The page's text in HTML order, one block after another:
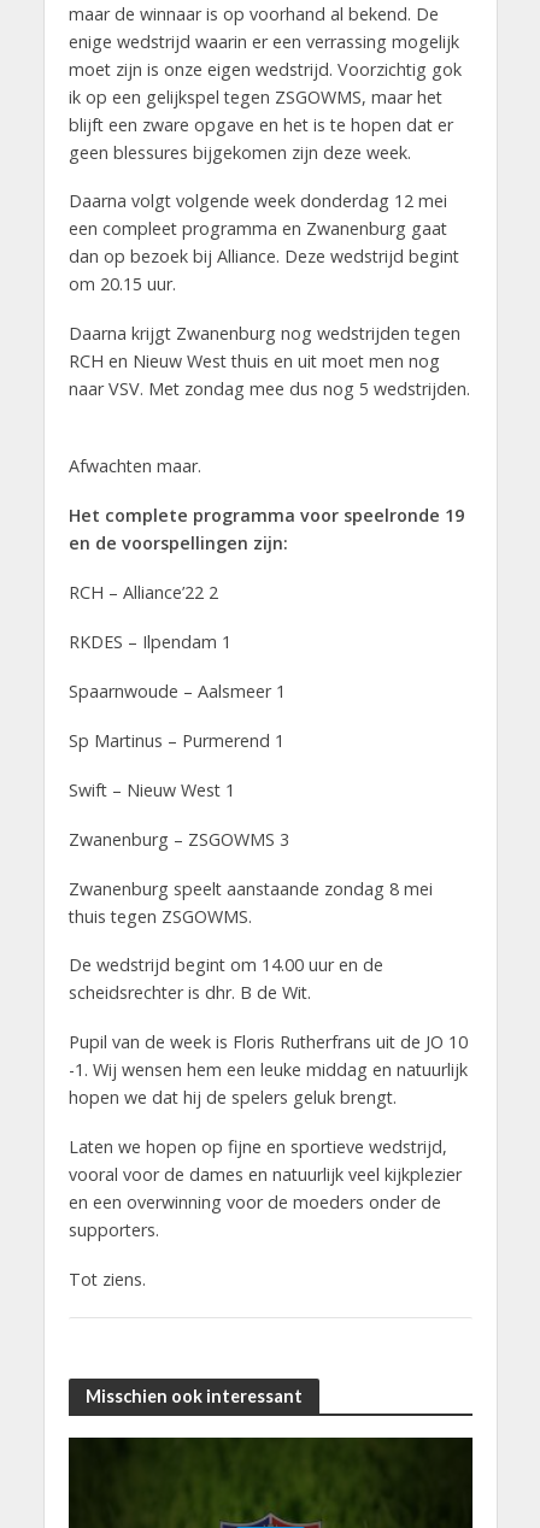
maar de winnaar is op voorhand al bekend. De
enige wedstrijd waarin er een verrassing mogelijk
moet zijn is onze eigen wedstrijd. Voorzichtig gok
ik op een gelijkspel tegen ZSGOWMS, maar het
blijft een zware opgave en het is te hopen dat er
geen blessures bijgekomen zijn deze week.
Daarna volgt volgende week donderdag 12 mei
een compleet programma en Zwanenburg gaat
dan op bezoek bij Alliance. Deze wedstrijd begint
om 20.15 uur.
Daarna krijgt Zwanenburg nog wedstrijden tegen
RCH en Nieuw West thuis en uit moet men nog
naar VSV. Met zondag mee dus nog 5 wedstrijden.
Afwachten maar.
Het complete programma voor speelronde 19
en de voorspellingen zijn:
RCH – Alliance’22 2
RKDES – Ilpendam 1
Spaarnwoude – Aalsmeer 1
Sp Martinus – Purmerend 1
Swift – Nieuw West 1
Zwanenburg – ZSGOWMS 3
Zwanenburg speelt aanstaande zondag 8 mei
thuis tegen ZSGOWMS.
De wedstrijd begint om 14.00 uur en de
scheidsrechter is dhr. B de Wit.
Pupil van de week is Floris Rutherfrans uit de JO 10
-1. Wij wensen hem een leuke middag en natuurlijk
hopen we dat hij de spelers geluk brengt.
Laten we hopen op fijne en sportieve wedstrijd,
vooral voor de dames en natuurlijk veel kijkplezier
en een overwinning voor de moeders onder de
supporters.
Tot ziens.
Misschien ook interessant